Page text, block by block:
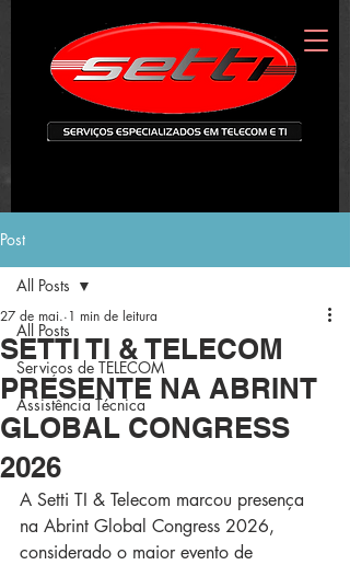
Post
All Posts
Serviços de TELECOM
Assistência Técnica
All Posts
SETTI TI & TELECOM
PRESENTE NA ABRINT
GLOBAL CONGRESS
2026
27 de mai. 1 min de leitura
A Setti TI & Telecom marcou presença
na Abrint Global Congress 2026,
considerado o maior evento de